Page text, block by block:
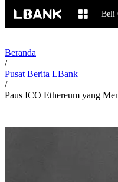
Beli
Beranda
/
Pusat Berita LBank
/
Paus ICO Ethereum yang